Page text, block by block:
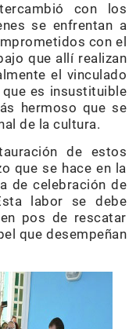
con los
se enfrentan a
con el
que allí realizan
el vinculado
es insustituible
hermoso que se
de la cultura.
de estos
que se hace en la
de celebración de
labor se debe
pos de rescatar
que desempeñan